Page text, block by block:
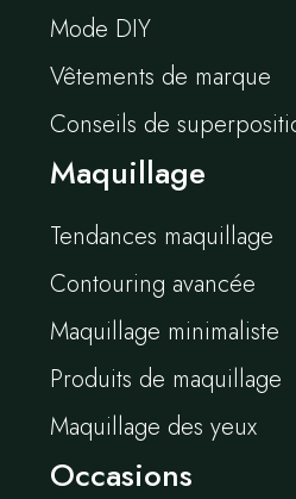
Mode DIY
Vêtements de marque
Conseils de
Maquillage
Tendances maquillage
Contouring avancée
Maquillage minimaliste
Produits de maquillage
Maquillage des yeux
Occasions